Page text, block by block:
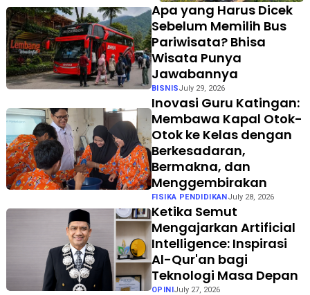
Apa yang Harus Dicek
Sebelum Memilih Bus
Pariwisata? Bhisa
Wisata Punya
Jawabannya
BISNISJuly 29, 2026
Inovasi Guru Katingan:
Membawa Kapal Otok-
Otok ke Kelas dengan
Berkesadaran,
Bermakna, dan
Menggembirakan
FISIKA PENDIDIKANJuly 28, 2026
Ketika Semut
Mengajarkan Artificial
Intelligence: Inspirasi
Al-Qur'an bagi
Teknologi Masa Depan
OPINIJuly 27, 2026